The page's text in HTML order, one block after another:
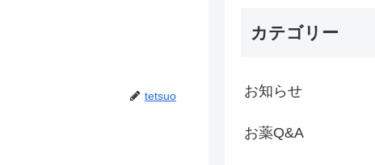
tetsuo
カテゴリー
お知らせ
お薬Q&A